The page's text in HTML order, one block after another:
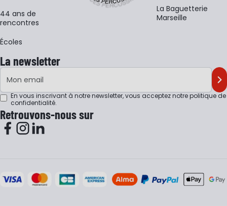
44 ans de
rencontres
Écoles
La Baguetterie
Marseille
La newsletter
Adresse e-mail
En vous inscrivant à notre newsletter, vous acceptez notrepolitique de
confidentialité.
Retrouvons-nous sur